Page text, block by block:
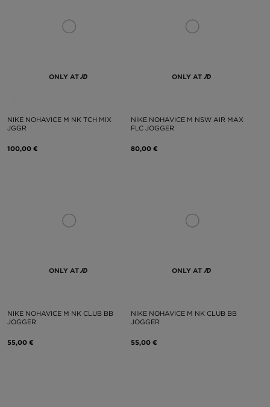
ONLY AT
NIKE NOHAVICE M NK TCH MIX
JGGR
100,00 €
ONLY AT
NIKE NOHAVICE M NSW AIR MAX
FLC JOGGER
80,00 €
ONLY AT
NIKE NOHAVICE M NK CLUB BB
JOGGER
55,00 €
ONLY AT
NIKE NOHAVICE M NK CLUB BB
JOGGER
55,00 €